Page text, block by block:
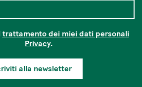
trattamento dei miei dati personali
Privacy.
alla newsletter